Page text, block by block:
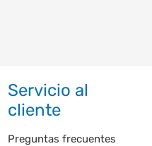
Servicio al
cliente
Preguntas frecuentes